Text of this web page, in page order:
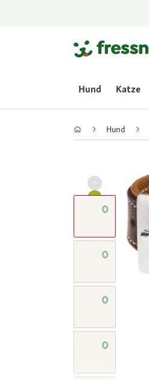
Hund Katze
Hund